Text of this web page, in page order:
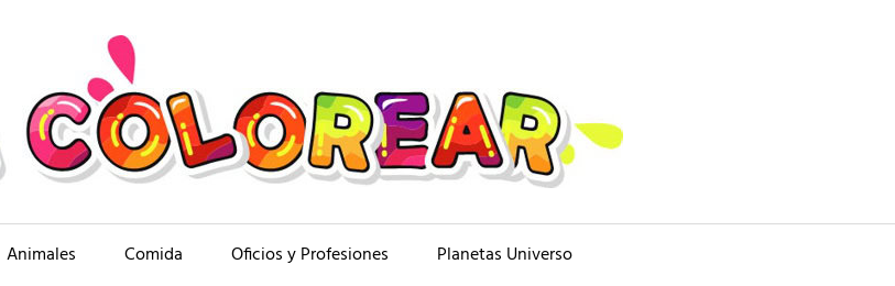
Animales Comida Oficios y Profesiones Planetas Universo